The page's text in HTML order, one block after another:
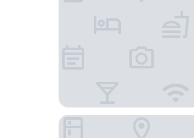
Onda Lofts